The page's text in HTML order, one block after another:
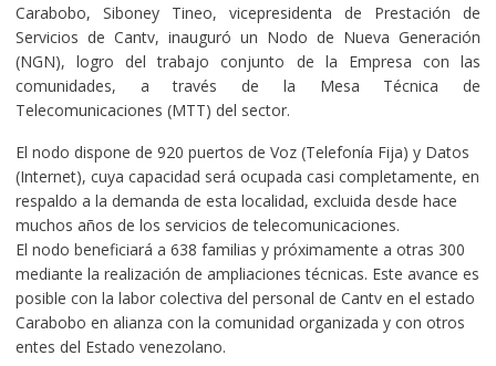
Carabobo, Siboney Tineo, vicepresidenta de Prestación de
Servicios de Cantv, inauguró un Nodo de Nueva Generación
(NGN), logro del trabajo conjunto de la Empresa con las
comunidades, a través de la Mesa Técnica de
Telecomunicaciones (MTT) del sector.
El nodo dispone de 920 puertos de Voz (Telefonía Fija) y Datos
(Internet), cuya capacidad será ocupada casi completamente, en
respaldo a la demanda de esta localidad, excluida desde hace
muchos años de los servicios de telecomunicaciones.
El nodo beneficiará a 638 familias y próximamente a otras 300
mediante la realización de ampliaciones técnicas. Este avance es
posible con la labor colectiva del personal de Cantv en el estado
Carabobo en alianza con la comunidad organizada y con otros
entes del Estado venezolano.